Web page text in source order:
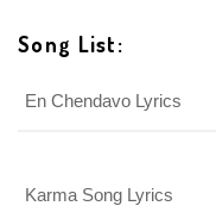
Song List:
En Chendavo Lyrics
Karma Song Lyrics